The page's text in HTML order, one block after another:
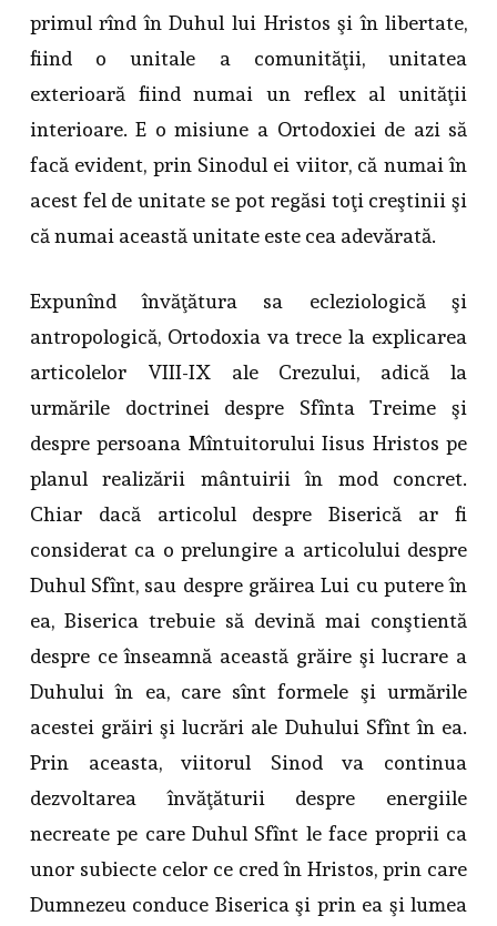
primul rînd în Duhul lui Hristos şi în libertate,
fiind o unitale a comunităţii, unitatea
exterioară fiind numai un reflex al unităţii
interioare. E o misiune a Ortodoxiei de azi să
facă evident, prin Sinodul ei viitor, că numai în
acest fel de unitate se pot regăsi toţi creştinii şi
că numai această unitate este cea adevărată.
Expunînd învăţătura sa ecleziologică şi
antropologică, Ortodoxia va trece la explicarea
articolelor VIII-IX ale Crezului, adică la
urmările doctrinei despre Sfînta Treime şi
despre persoana Mîntuitorului Iisus Hristos pe
planul realizării mântuirii în mod concret.
Chiar dacă articolul despre Biserică ar fi
considerat ca o prelungire a articolului despre
Duhul Sfînt, sau despre grăirea Lui cu putere în
ea, Biserica trebuie să devină mai conştientă
despre ce înseamnă această grăire şi lucrare a
Duhului în ea, care sînt formele şi urmările
acestei grăiri şi lucrări ale Duhului Sfînt în ea.
Prin aceasta, viitorul Sinod va continua
dezvoltarea învăţăturii despre energiile
necreate pe care Duhul Sfînt le face proprii ca
unor subiecte celor ce cred în Hristos, prin care
Dumnezeu conduce Biserica şi prin ea şi lumea